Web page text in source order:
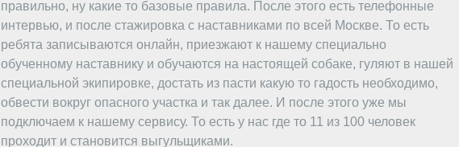
правильно, ну какие то базовые правила. После этого есть телефонные
интервью, и после стажировка с наставниками по всей Москве. То есть
ребята записываются онлайн, приезжают к нашему специально
обученному наставнику и обучаются на настоящей собаке, гуляют в нашей
специальной экипировке, достать из пасти какую то гадость необходимо,
обвести вокруг опасного участка и так далее. И после этого уже мы
подключаем к нашему сервису. То есть у нас где то 11 из 100 человек
проходит и становится выгульщиками.